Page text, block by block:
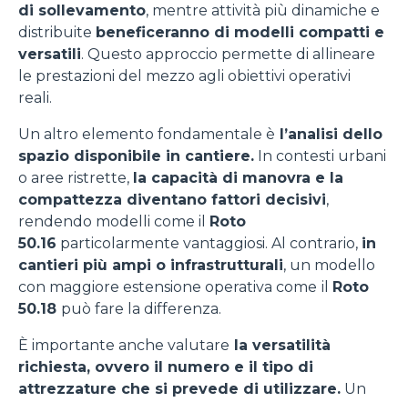
di sollevamento, mentre attività più dinamiche e
distribuite beneficeranno di modelli compatti e
versatili. Questo approccio permette di allineare
le prestazioni del mezzo agli obiettivi operativi
reali.
Un altro elemento fondamentale è l’analisi dello
spazio disponibile in cantiere. In contesti urbani
o aree ristrette, la capacità di manovra e la
compattezza diventano fattori decisivi,
rendendo modelli come il Roto
50.16 particolarmente vantaggiosi. Al contrario, in
cantieri più ampi o infrastrutturali, un modello
con maggiore estensione operativa come il Roto
50.18 può fare la differenza.
È importante anche valutare la versatilità
richiesta, ovvero il numero e il tipo di
attrezzature che si prevede di utilizzare. Un